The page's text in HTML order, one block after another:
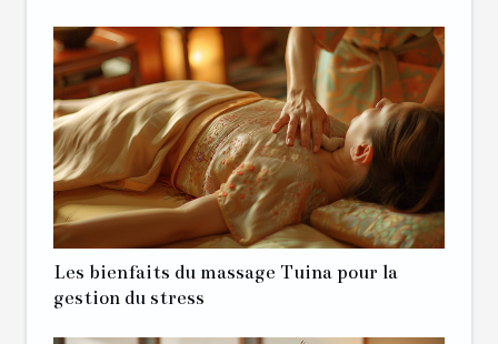
Les bienfaits du massage Tuina pour la
gestion du stress